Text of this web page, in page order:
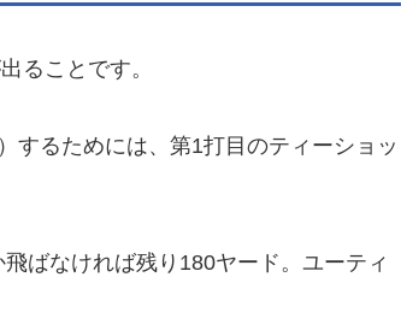
ることです。
するためには、第1打目のティーショッ
ばなければ残り180ヤード。ユーティ